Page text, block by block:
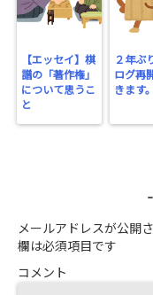
【エッセイ】棋
譜の「著作権」
について思うこ
と
２年ぶ
ログ再
きます。
-
メールアドレスが公開
欄は必須項目です
コメント